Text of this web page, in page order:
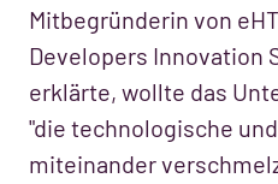
Mitbegründerin von
Developers Innovation
erklärte, wollte das
"die technologische
miteinander